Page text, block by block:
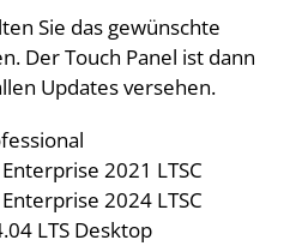
Sie das gewünschte
Der Touch Panel ist dann
Updates versehen.
2021 LTSC
2024 LTSC
LTS Desktop